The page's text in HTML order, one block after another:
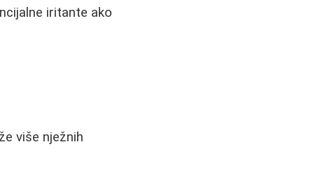
iritante ako
više nježnih